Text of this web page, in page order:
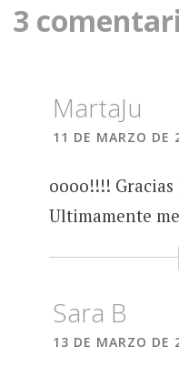
3
MartaJu
11 DE MARZO DE
oooo!!!!
Ultimamente
Sara B
13 DE MARZO DE